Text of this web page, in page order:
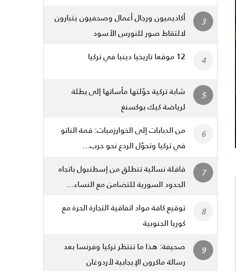
أكاديميون ورجال أعمال وصحفيون يتبارون
لالتقاط صور للنورس الأسود
12 موقعا تاريخيا دينيا في تركيا
شابة تركية حوّلتها مأساتها إلى بطلة
لرياضة كيك بوكسنغ
من الدبابات إلى الخوارزميات: قمة الناتو
في تركيا وتحوّل الردع نحو حرب...
قافلة نسائية تنطلق من إسطنبول باتجاه
الحدود السورية للتضامن مع النساء...
توقيع كافة مواد اتفاقية التجارة الحرة مع
كوريا الجنوبية
صحيفة: هذا ما تنتظر تركيا وفرنسا بعد
رسالة ماكرون الإيجابية لأردوغان